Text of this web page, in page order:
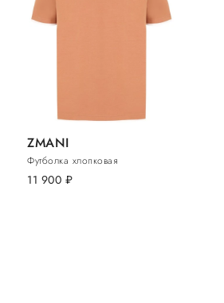
ZMANI
Футболка хлопковая
11 900 руб.